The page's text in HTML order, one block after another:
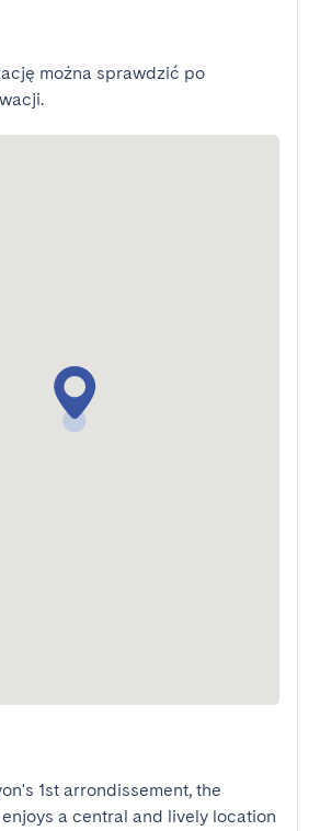
można sprawdzić po
1st arrondissement, the
a central and lively location